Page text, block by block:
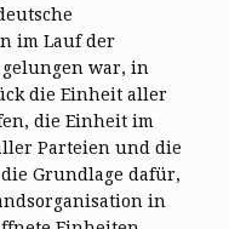
im Lauf der
war, in
die Einheit aller
die Einheit im
Parteien und die
Grundlage dafür,
in